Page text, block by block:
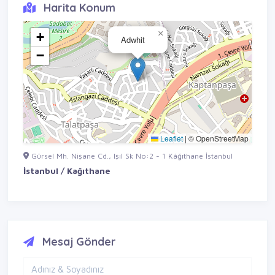
Harita Konum
Adwhit
×
+
−
Leaflet |© OpenStreetMap
Gürsel Mh. Nişane Cd., Işıl Sk No:2 - 1 Kâğıthane İstanbul
İstanbul / Kağıthane
Mesaj Gönder